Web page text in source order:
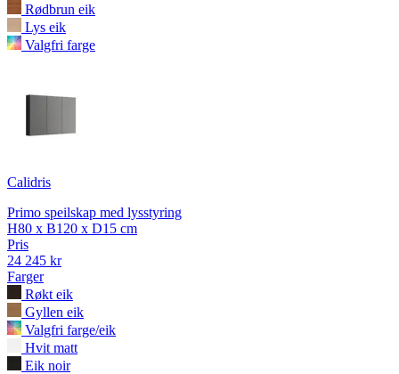
Rødbrun eik
Lys eik
Valgfri farge
Calidris
Primo speilskap med lysstyring
H80 x B120 x D15 cm
Pris
24 245 kr
Farger
Røkt eik
Gyllen eik
Valgfri farge/eik
Hvit matt
Eik noir